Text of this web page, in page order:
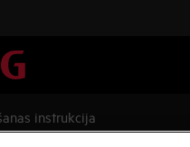
instrukcija